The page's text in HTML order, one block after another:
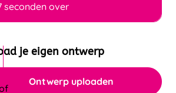
seconden over
je eigen ontwerp
Ontwerp uploaden